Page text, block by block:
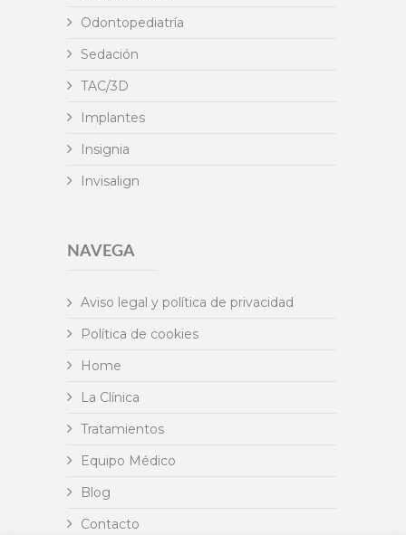
Odontopediatría
Sedación
TAC/3D
Implantes
Insignia
Invisalign
NAVEGA
Aviso legal y política de privacidad
Política de cookies
Home
La Clínica
Tratamientos
Equipo Médico
Blog
Contacto